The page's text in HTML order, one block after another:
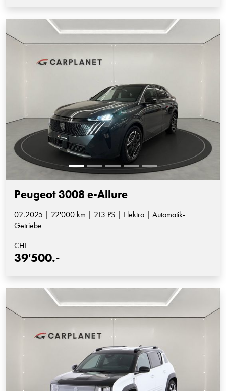
Peugeot 3008 e-Allure
02.2025 | 22'000 km | 213 PS | Elektro | Automatik-
Getriebe
CHF
39'500.-